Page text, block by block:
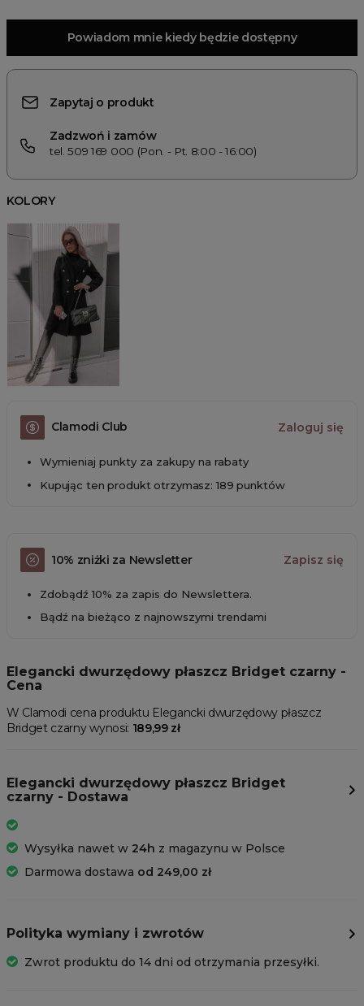
Powiadom mnie kiedy będzie dostępny
Zapytaj o produkt
Zadzwoń i zamów
tel. 509 169 000 (Pon. - Pt. 8:00 - 16:00)
KOLORY
Clamodi Club Zaloguj się
Wymieniaj punkty za zakupy na rabaty
Kupując ten produkt otrzymasz: 189 punktów
10% zniżki za Newsletter Zapisz się
Zdobądź 10% za zapis do Newslettera.
Bądź na bieżąco z najnowszymi trendami
Elegancki dwurzędowy płaszcz Bridget czarny -
Cena
W Clamodi cena produktu Elegancki dwurzędowy płaszcz
Bridget czarny wynosi: 189,99 zł
Elegancki dwurzędowy płaszcz Bridget
czarny - Dostawa
Wysyłka nawet w 24h z magazynu w Polsce
Darmowa dostawa od 249,00 zł
Polityka wymiany i zwrotów
Zwrot produktu do 14 dni od otrzymania przesyłki.